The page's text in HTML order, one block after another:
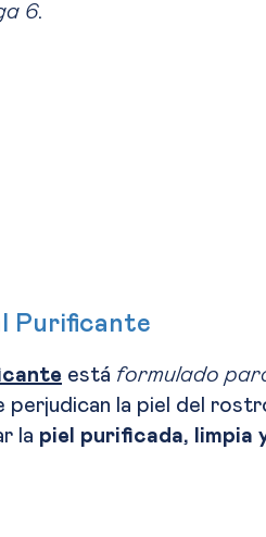
6.
Purificante
está formulado
perjudican la piel del
la piel purificada, limpia